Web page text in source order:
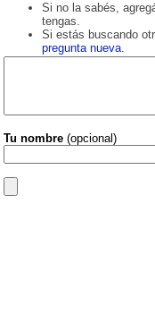
Si no la sabés,
tengas.
Si estás buscando
pregunta nueva.
Tu nombre (opcional)